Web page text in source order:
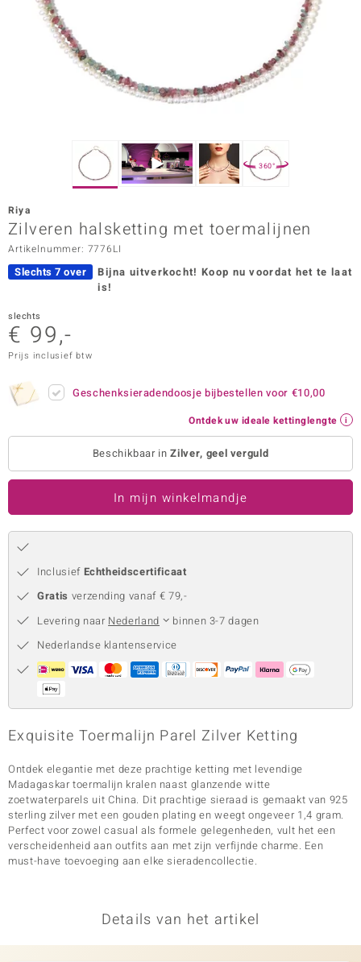
Vogue
in Italy
Paraíso
Collection
360°
Riya
Zilveren halsketting met toermalijnen
Artikelnummer: 7776LI
Slechts 7 over Bijna uitverkocht! Koop nu voordat het te laat
is!
slechts
€ 99,-
Prijs inclusief btw
Geschenksieradendoosje bijbestellen voor €10,00
Ontdek uw ideale kettinglengte
Beschikbaar inZilver, geel verguld
In mijn winkelmandje
Inclusief Echtheidscertificaat
Gratis verzending vanaf € 79,-
Levering naar Nederland
binnen 3-7 dagen
Nederlandse klantenservice
Exquisite Toermalijn Parel Zilver Ketting
Ontdek elegantie met deze prachtige ketting met levendige
Madagaskar toermalijn kralen naast glanzende witte
zoetwaterparels uit China. Dit prachtige sieraad is gemaakt van 925
sterling zilver met een gouden plating en weegt ongeveer 1,4 gram.
Perfect voor zowel casual als formele gelegenheden, vult het een
verscheidenheid aan outfits aan met zijn verfijnde charme. Een
must-have toevoeging aan elke sieradencollectie.
Details van het artikel